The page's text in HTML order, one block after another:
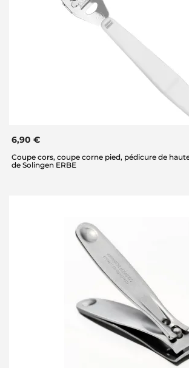
6,90 €
Coupe cors, coupe corne pied, pédicure de
de Solingen ERBE